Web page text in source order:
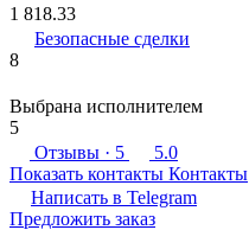
1 818.33
Безопасные сделки
8
Выбрана исполнителем
5
Отзывы · 5
5.0
Показать контакты Контакты
Написать в Telegram
Предложить заказ